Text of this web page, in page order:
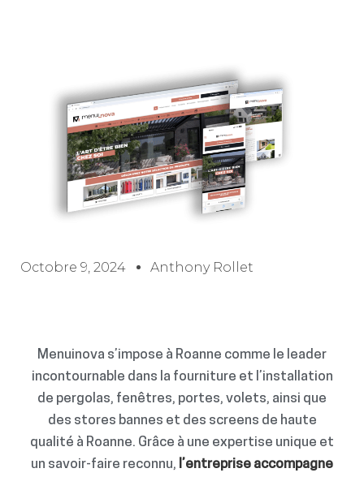
Octobre 9, 2024 Anthony Rollet
Menuinova s’impose à Roanne comme le leader
incontournable dans la fourniture et l’installation
de pergolas, fenêtres, portes, volets, ainsi que
des stores bannes et des screens de haute
qualité à Roanne. Grâce à une expertise unique et
un savoir-faire reconnu, l’entreprise accompagne